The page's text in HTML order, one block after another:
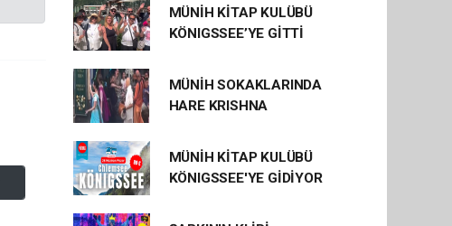
MÜNİH KİTAP KULÜBÜ
KÖNIGSSEE’YE GİTTİ
MÜNİH SOKAKLARINDA
HARE KRISHNA
MÜNİH KİTAP KULÜBÜ
KÖNIGSSEE'YE GİDİYOR